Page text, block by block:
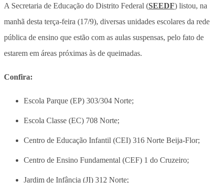
A Secretaria de Educação do Distrito Federal (SEEDF) listou, na
manhã desta terça-feira (17/9), diversas unidades escolares da rede
pública de ensino que estão com as aulas suspensas, pelo fato de
estarem em áreas próximas às de queimadas.
Confira:
Escola Parque (EP) 303/304 Norte;
Escola Classe (EC) 708 Norte;
Centro de Educação Infantil (CEI) 316 Norte Beija-Flor;
Centro de Ensino Fundamental (CEF) 1 do Cruzeiro;
Jardim de Infância (JI) 312 Norte;